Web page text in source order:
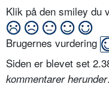
Klik på den smiley du
Brugernes vurdering
Siden er blevet set
kommentarer herunder.